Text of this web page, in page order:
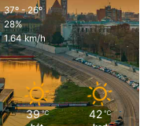
37º - 26º
28%
1.64 km/h
39 ℃ 42 ℃